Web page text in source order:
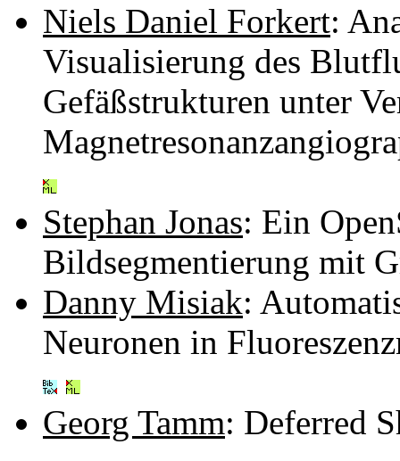
Niels Daniel Forkert:
Visualisierung des
Gefäßstrukturen unter
Stephan Jonas: Ein
Bildsegmentierung mit
Danny Misiak:
Neuronen in
Georg Tamm: Deferred